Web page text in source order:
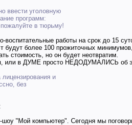
ввести уголовную
программ:
в тюрьму!
работы на срок до 15
более 100 прожиточных
стоимость, но он будет неотвратим.
или в ДУМЕ просто НЕДОДУМАЛИСЬ об
и
без
"Мой компьютер". Сегодня мы